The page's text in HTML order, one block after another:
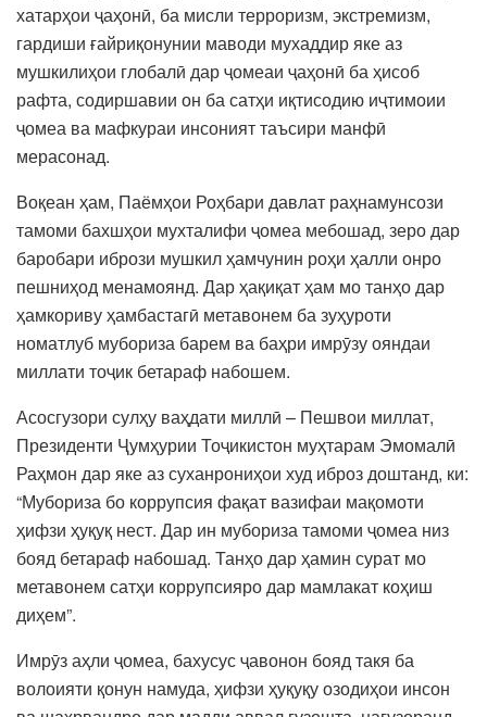
хатарҳои ҷаҳонӣ, ба мисли терроризм, экстремизм,
гардиши ғайриқонунии маводи мухаддир яке аз
мушкилиҳои глобалӣ дар ҷомеаи ҷаҳонӣ ба ҳисоб
рафта, содиршавии он ба сатҳи иқтисодию иҷтимоии
ҷомеа ва мафкураи инсоният таъсири манфӣ
мерасонад.
Воқеан ҳам, Паёмҳои Роҳбари давлат раҳнамунсози
тамоми бахшҳои мухталифи ҷомеа мебошад, зеро дар
баробари ибрози мушкил ҳамчунин роҳи ҳалли онро
пешниҳод менамоянд. Дар ҳақиқат ҳам мо танҳо дар
ҳамкориву ҳамбастагӣ метавонем ба зуҳуроти
номатлуб мубориза барем ва баҳри имрӯзу ояндаи
миллати тоҷик бетараф набошем.
Асосгузори сулҳу ваҳдати миллӣ – Пешвои миллат,
Президенти Ҷумҳурии Тоҷикистон муҳтарам Эмомалӣ
Раҳмон дар яке аз суханрониҳои худ иброз доштанд, ки:
“Мубориза бо коррупсия фақат вазифаи мақомоти
ҳифзи ҳуқуқ нест. Дар ин мубориза тамоми ҷомеа низ
бояд бетараф набошад. Танҳо дар ҳамин сурат мо
метавонем сатҳи коррупсияро дар мамлакат коҳиш
диҳем”.
Имрӯз аҳли ҷомеа, бахусус ҷавонон бояд такя ба
волоияти қонун намуда, ҳифзи ҳуқуқу озодиҳои инсон